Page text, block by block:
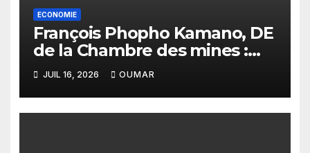
ECONOMIE
François Phopho Kamano, DE
de la Chambre des mines :
« la Guinée est aujourd’hui la
meilleure des destinations »
JUIL 16, 2026 OUMAR